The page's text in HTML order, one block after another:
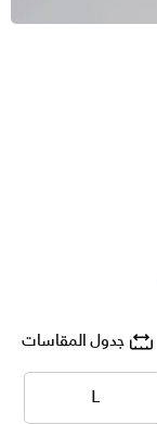
جدول المقاسات
L
L